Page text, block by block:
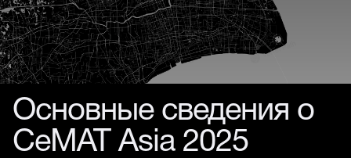
Основные сведения о
CeMAT Asia 2025